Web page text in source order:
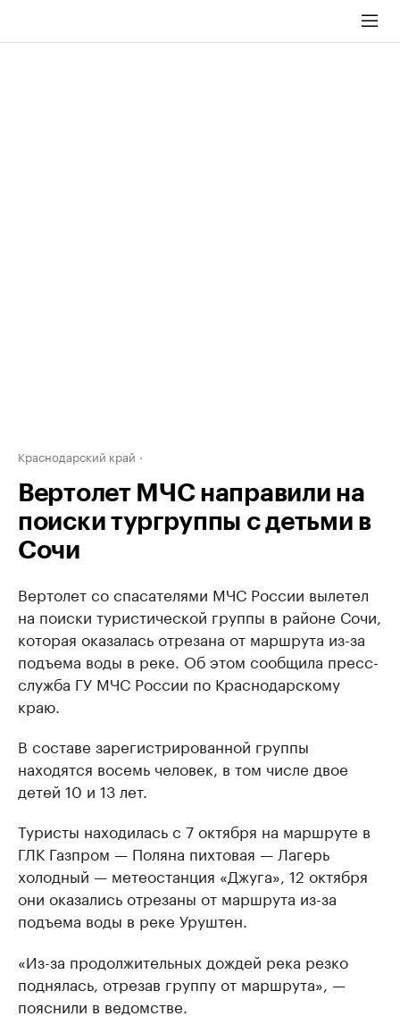
Краснодарский край
Вертолет МЧС направили на
поиски тургруппы с детьми в
Сочи
Вертолет со спасателями МЧС России вылетел
на поиски туристической группы в районе Сочи,
которая оказалась отрезана от маршрута из-за
подъема воды в реке. Об этом сообщила пресс-
служба ГУ МЧС России по Краснодарскому
краю.
В составе зарегистрированной группы
находятся восемь человек, в том числе двое
детей 10 и 13 лет.
Туристы находилась с 7 октября на маршруте в
ГЛК Газпром — Поляна пихтовая — Лагерь
холодный — метеостанция «Джуга», 12 октября
они оказались отрезаны от маршрута из-за
подъема воды в реке Уруштен.
«Из-за продолжительных дождей река резко
поднялась, отрезав группу от маршрута», —
пояснили в ведомстве.